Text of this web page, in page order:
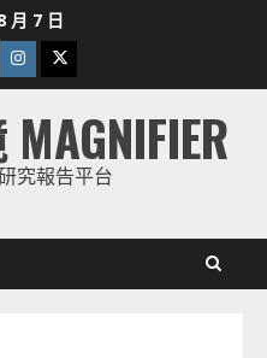
月 7 日
Instagram
Twitter
究報告平台